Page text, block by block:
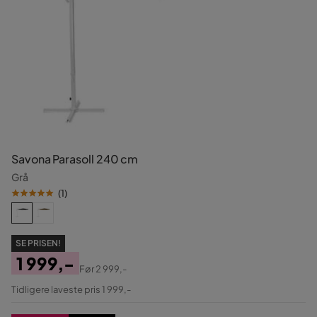
Savona Parasoll 240 cm
Grå
(1)
SE PRISEN!
Pris
1 999,-
Original
Før2 999,-
Tidligere laveste pris 1 999,-